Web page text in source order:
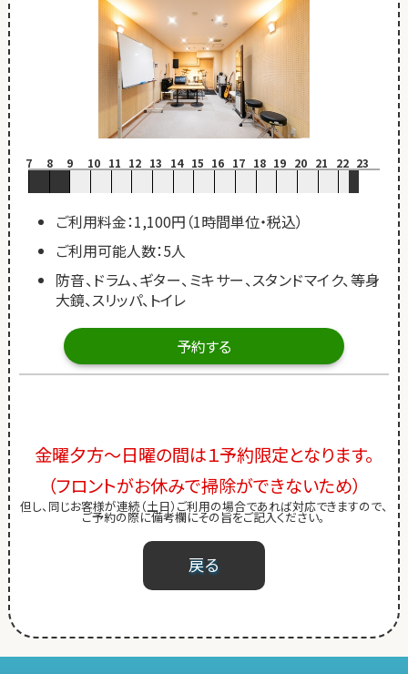
7 8 9 10 11 12 13 14 15 16 17 18 19 20 21 22 23
ご利用料金：1,100円（1時間単位・税込）
ご利用可能人数：5人
防音、ドラム、ギター、ミキサー、スタンドマイク、等身
大鏡、スリッパ、トイレ
予約する
金曜夕方～日曜の間は１予約限定となります。
（フロントがお休みで掃除ができないため）
但し、同じお客様が連続（土日）ご利用の場合であれば対応できますので、
ご予約の際に備考欄にその旨をご記入ください。
戻る